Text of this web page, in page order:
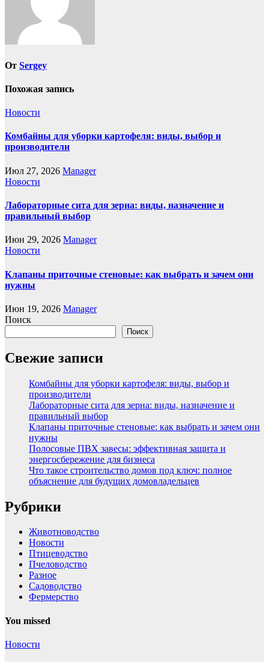
От Sergey
Похожая запись
Новости
Комбайны для уборки картофеля: виды, выбор и
производители
Июл 27, 2026 Manager
Новости
Лабораторные сита для зерна: виды, назначение и
правильный выбор
Июн 29, 2026 Manager
Новости
Клапаны приточные стеновые: как выбрать и зачем они
нужны
Июн 19, 2026 Manager
Поиск
Поиск
Свежие записи
Комбайны для уборки картофеля: виды, выбор и
производители
Лабораторные сита для зерна: виды, назначение и
правильный выбор
Клапаны приточные стеновые: как выбрать и зачем они
нужны
Полосовые ПВХ завесы: эффективная защита и
энергосбережение для бизнеса
Что такое строительство домов под ключ: полное
объяснение для будущих домовладельцев
Рубрики
Животноводство
Новости
Птицеводство
Пчеловодство
Разное
Садоводство
Фермерство
You missed
Новости